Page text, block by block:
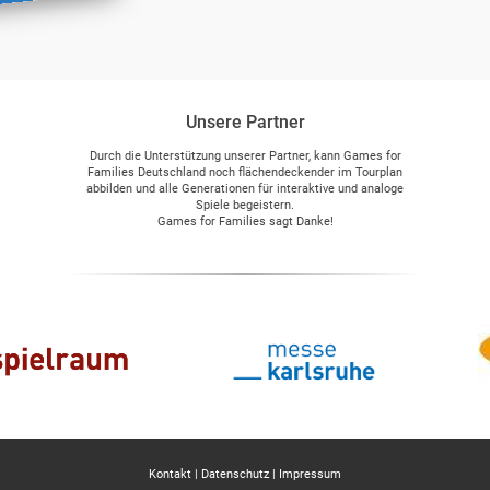
Unsere Partner
Durch die Unterstützung unserer Partner, kann Games for
Families Deutschland noch flächendeckender im Tourplan
abbilden und alle Generationen für interaktive und analoge
Spiele begeistern.
Games for Families sagt Danke!
Kontakt | Datenschutz | Impressum